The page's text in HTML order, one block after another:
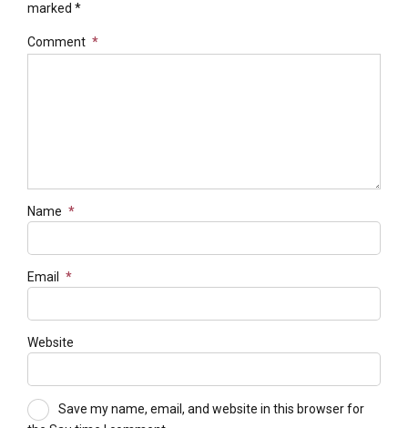
marked *
Comment *
Name *
Email *
Website
Save my name, email, and website in this browser for